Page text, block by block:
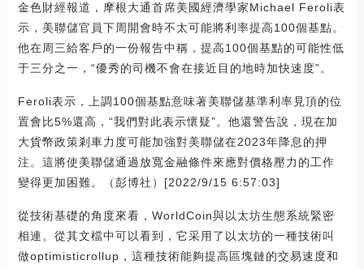
金色財經報道，摩根大通首席美國經濟學家Michael Feroli表
示，美聯儲官員下周開會時不太可能將利率提高100個基點。
他在周三給客戶的一份報告中稱，提高100個基點的可能性低
于三分之一，“優秀的司機不會在接近目的地時加快速度”。
Feroli表示，上調100個基點意味著美聯儲基準利率見頂的位
置會比5%還高，“我們對此表示懷疑”。他還警告說，現在加
大貨幣政策剎車力度可能加強對美聯儲在2023年降息的押
注。這將使美聯儲通過放寬金融條件來應對價格壓力的工作
變得更加困難。（彭博社）[2022/9/15 6:57:03]
從技術基礎的角度來看，WorldCoin與以太坊生態系統緊密
相連。從其文檔中可以看到，它采用了以太坊的一種技術叫
做optimisticrollup，這種技術能夠提高區塊鏈的交易速度和